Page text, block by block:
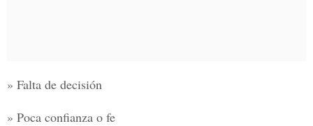
» Falta de decisión
» Poca confianza o fe